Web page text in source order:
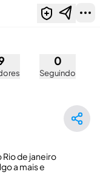
0
Seguindo
Rio de janeiro
a mais e